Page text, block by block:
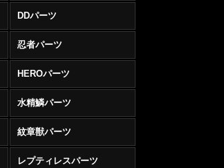
DDパーツ
忍者パーツ
HEROパーツ
水精鱗パーツ
紋章獣パーツ
レプティレスパーツ